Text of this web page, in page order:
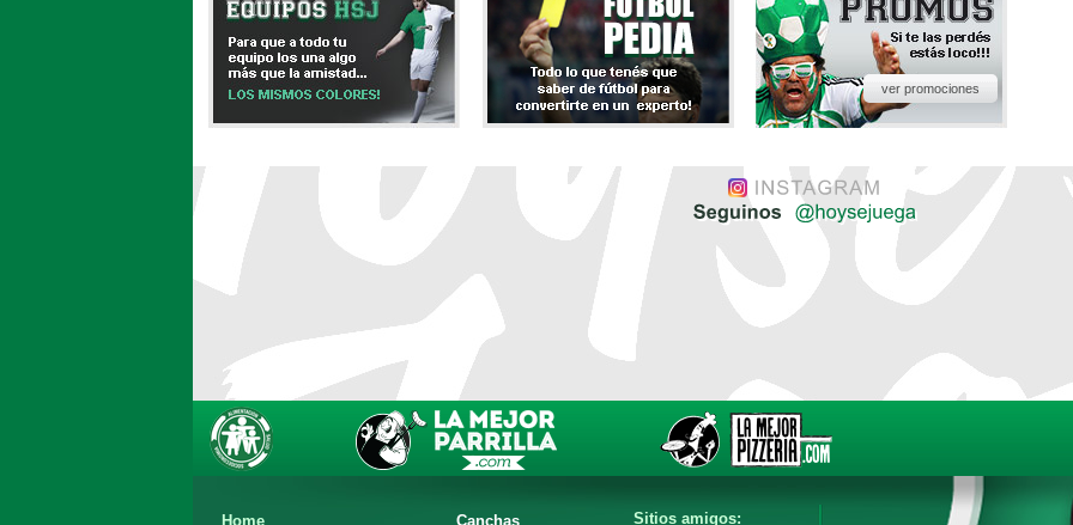
ver promociones
Home Canchas Sitios amigos: